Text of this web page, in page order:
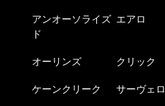
アンオーソライズ
ド
エアロ
オーリンズ クリック
ケーンクリーク サーヴェロ